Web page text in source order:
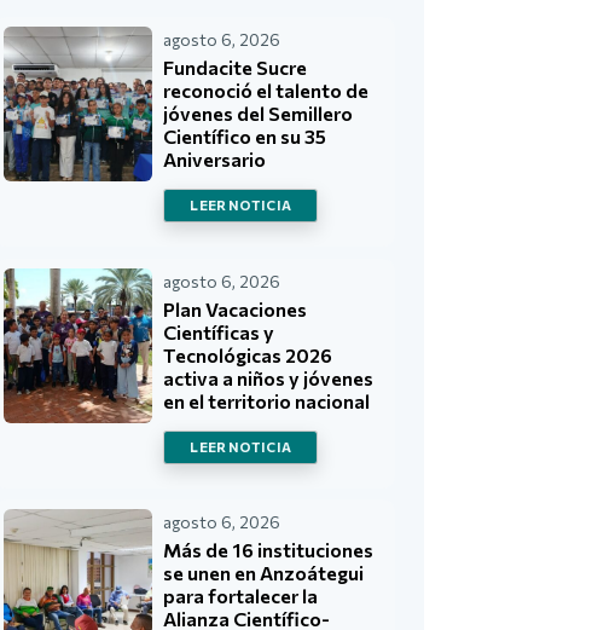
agosto 6, 2026
Fundacite Sucre
reconoció el talento de
jóvenes del Semillero
Científico en su 35
Aniversario
LEER NOTICIA
agosto 6, 2026
Plan Vacaciones
Científicas y
Tecnológicas 2026
activa a niños y jóvenes
en el territorio nacional
LEER NOTICIA
agosto 6, 2026
Más de 16 instituciones
se unen en Anzoátegui
para fortalecer la
Alianza Científico-